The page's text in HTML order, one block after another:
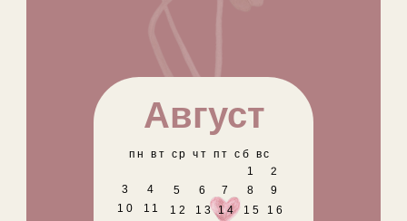
3
16
13 14 15
2
4 5 6 7 8
9
10
11 12
1
пн вт ср чт пт сб вс
Август